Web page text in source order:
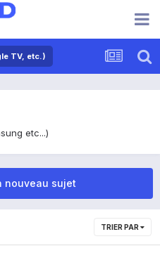
TV, etc.)
etc...)
nouveau sujet
TRIER PAR